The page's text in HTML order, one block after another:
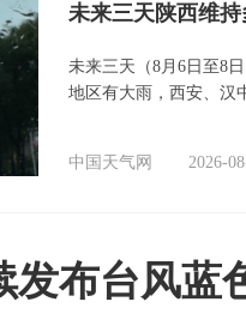
未来三天陕西维
未来三天（8月6日至8
地区有大雨，西安、汉
中国天气网 2026-
发布台风蓝